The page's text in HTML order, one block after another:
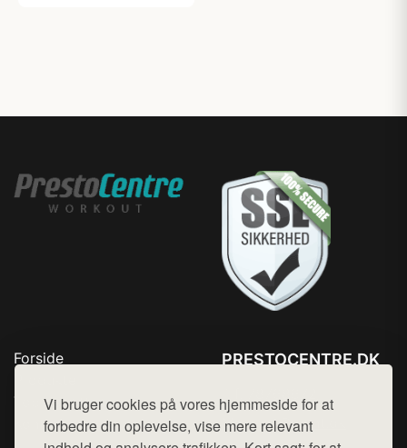
Vi bruger cookies på vores hjemmeside for at
forbedre din oplevelse, vise mere relevant
Forside
Top Rabatter
Kontakt
PRESTOCENTRE.DK
Mail: hej@want.dk